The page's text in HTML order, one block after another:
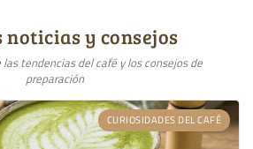
y consejos
tendencias del café y los consejos de
preparación
CURIOSIDADES DEL CAFÉ